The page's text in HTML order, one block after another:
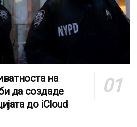
на
да создаде
до iCloud